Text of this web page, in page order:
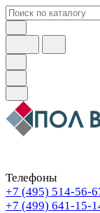
Телефоны
+7 (495) 514-56-
+7 (499) 641-15-